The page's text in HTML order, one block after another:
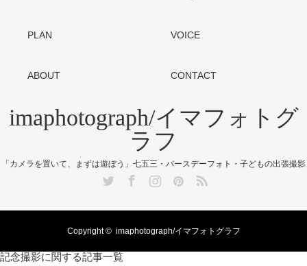
PLAN VOICE
ABOUT CONTACT
imaphotograph/イマフォトグ
ラフ
「カメラを置いて、まずは遊ぼう」七五三・バースデーフォト・子どもの出張撮影
RSS
Copyright © imaphotograph/イマフォトグラフ
記念撮影に関する記事一覧